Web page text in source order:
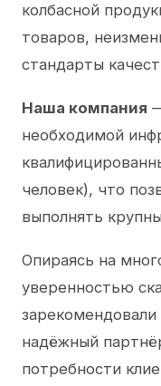
колбасной
товаров,
стандарты
Наша компания
необходимой
человек), что
выполнять
Опираясь на
уверенностью
зарекомендовали
надёжный
потребности